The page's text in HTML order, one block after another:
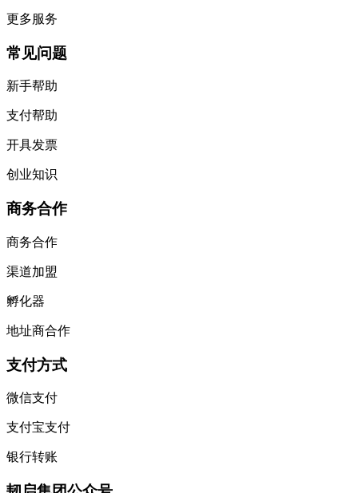
更多服务
常见问题
新手帮助
支付帮助
开具发票
创业知识
商务合作
商务合作
渠道加盟
孵化器
地址商合作
支付方式
微信支付
支付宝支付
银行转账